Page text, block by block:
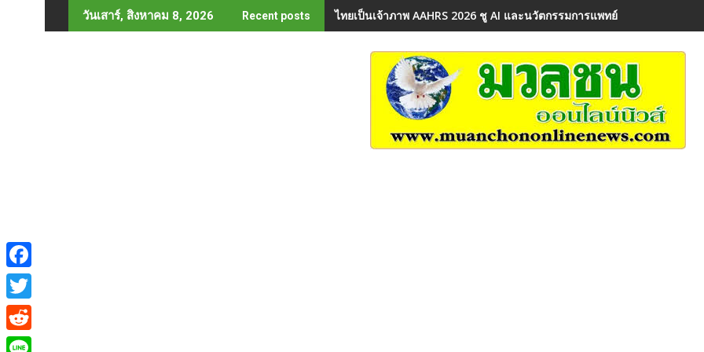
to
วันเสาร์, สิงหาคม 8, 2026 Recent posts ไทยเป็นเจ้าภาพ AAHRS 2026 ชู AI และนวัตกรรมการแพทย์ ผลักดัน Medical
F
a
c
T
w
R